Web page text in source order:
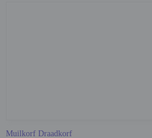
Muilkorf Draadkorf